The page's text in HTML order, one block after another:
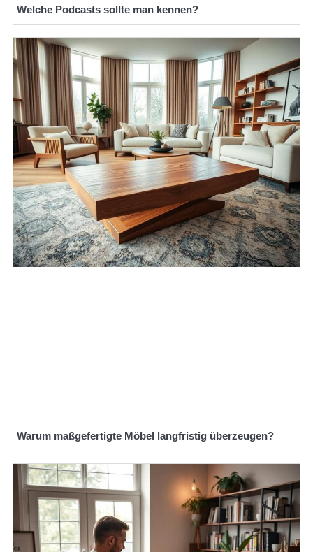
Welche Podcasts sollte man kennen?
Warum maßgefertigte Möbel langfristig überzeugen?